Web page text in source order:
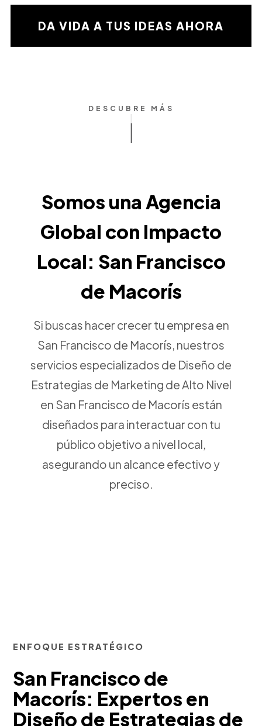
la
validaciónDA VIDA A TUS IDEAS AHORA
DESCUBRE MÁS
Somos una Agencia
Global con Impacto
Local: San Francisco
de Macorís
Si buscas hacer crecer tu empresa en
San Francisco de Macorís, nuestros
servicios especializados de Diseño de
Estrategias de Marketing de Alto Nivel
en San Francisco de Macorís están
diseñados para interactuar con tu
público objetivo a nivel local,
asegurando un alcance efectivo y
preciso.
ENFOQUE ESTRATÉGICO
San Francisco de
Macorís: Expertos en
Diseño de Estrategias de